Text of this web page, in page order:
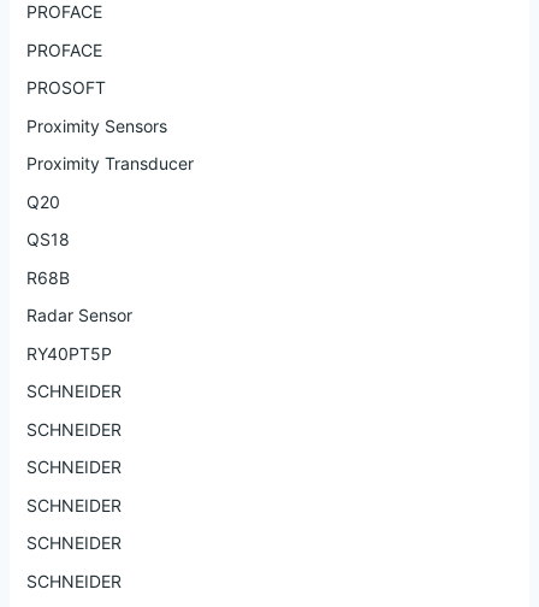
PROFACE
PROFACE
PROSOFT
Proximity Sensors
Proximity Transducer
Q20
QS18
R68B
Radar Sensor
RY40PT5P
SCHNEIDER
SCHNEIDER
SCHNEIDER
SCHNEIDER
SCHNEIDER
SCHNEIDER